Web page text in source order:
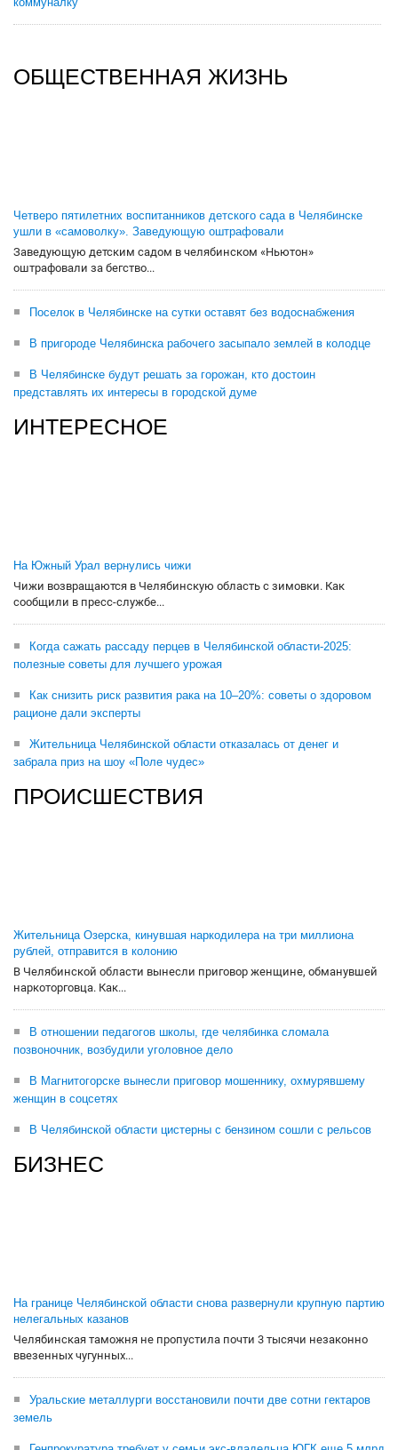
ОБЩЕСТВЕННАЯ ЖИЗНЬ
Четверо пятилетних воспитанников детского сада в Челябинске
ушли в «самоволку». Заведующую оштрафовали
Заведующую детским садом в челябинском «Ньютон»
оштрафовали за бегство...
Поселок в Челябинске на сутки оставят без водоснабжения
В пригороде Челябинска рабочего засыпало землей в колодце
В Челябинске будут решать за горожан, кто достоин
представлять их интересы в городской думе
ИНТЕРЕСНОЕ
На Южный Урал вернулись чижи
Чижи возвращаются в Челябинскую область с зимовки. Как
сообщили в пресс-службе...
Когда сажать рассаду перцев в Челябинской области-2025:
полезные советы для лучшего урожая
Как снизить риск развития рака на 10–20%: советы о здоровом
рационе дали эксперты
Жительница Челябинской области отказалась от денег и
забрала приз на шоу «Поле чудес»
ПРОИСШЕСТВИЯ
Жительница Озерска, кинувшая наркодилера на три миллиона
рублей, отправится в колонию
В Челябинской области вынесли приговор женщине, обманувшей
наркоторговца. Как...
В отношении педагогов школы, где челябинка сломала
позвоночник, возбудили уголовное дело
В Магнитогорске вынесли приговор мошеннику, охмурявшему
женщин в соцсетях
В Челябинской области цистерны с бензином сошли с рельсов
БИЗНЕС
На границе Челябинской области снова развернули крупную партию
нелегальных казанов
Челябинская таможня не пропустила почти 3 тысячи незаконно
ввезенных чугунных...
Уральские металлурги восстановили почти две сотни гектаров
земель